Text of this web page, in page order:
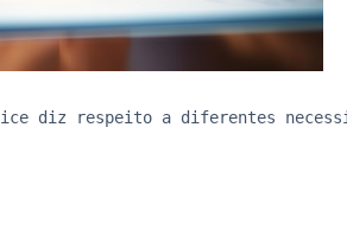
diz respeito a diferentes